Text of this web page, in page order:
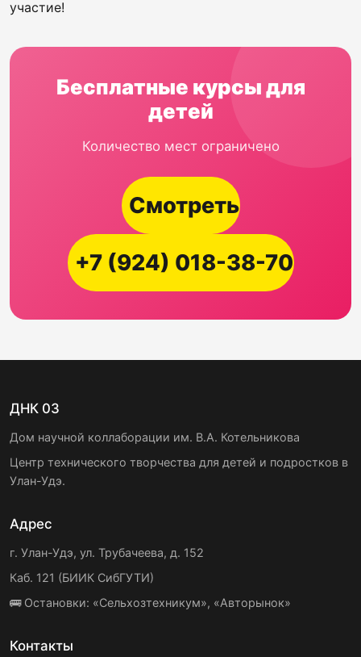
участие!
Бесплатные курсы для
детей
Количество мест ограничено
Смотреть
+7 (924) 018-38-70
ДНК 03
Дом научной коллаборации им. В.А. Котельникова
Центр технического творчества для детей и подростков в
Улан-Удэ.
Адрес
г. Улан-Удэ, ул. Трубачеева, д. 152
Каб. 121 (БИИК СибГУТИ)
🚌 Остановки: «Сельхозтехникум», «Авторынок»
Контакты